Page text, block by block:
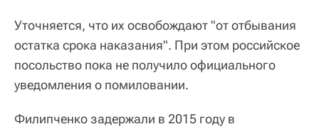
Уточняется, что их освобождают "от отбывания
остатка срока наказания". При этом российское
посольство пока не получило официального
уведомления о помиловании.
Филипченко задержали в 2015 году в